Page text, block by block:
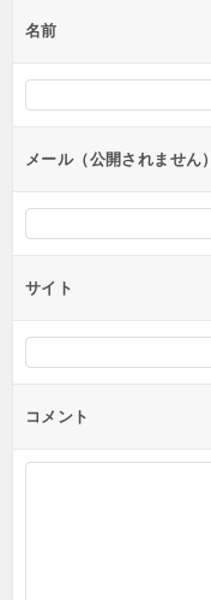
ー
シ
ン
名前
メール（公開されません）
サイト
コメント